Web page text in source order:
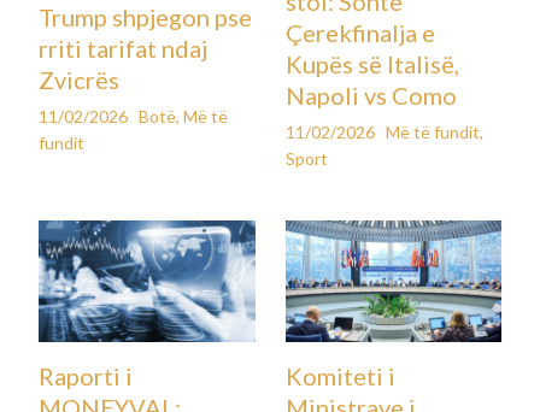
Trump shpjegon pse
rriti tarifat ndaj
Zvicrës
11/02/2026 Botë,Më të
fundit
Çerekfinalja e
Kupës së Italisë,
Napoli vs Como
11/02/2026 Më të fundit,
Sport
Raporti i
Komiteti i